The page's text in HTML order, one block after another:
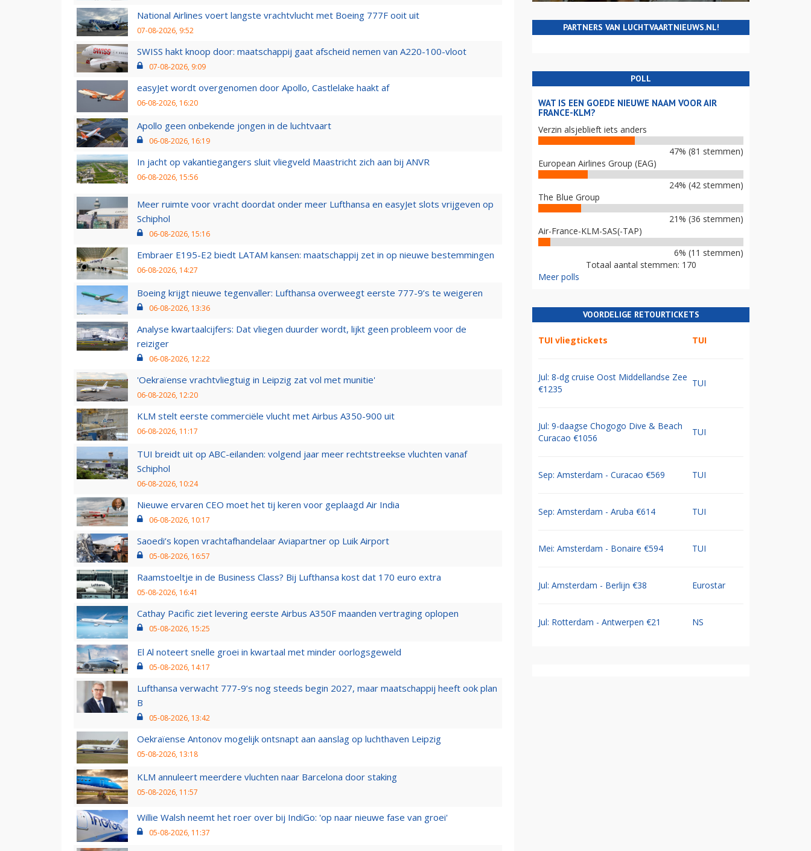
National Airlines voert langste vrachtvlucht met Boeing 777F ooit uit
07-08-2026, 9:52
SWISS hakt knoop door: maatschappij gaat afscheid nemen van A220-100-vloot
07-08-2026, 9:09
easyJet wordt overgenomen door Apollo, Castlelake haakt af
06-08-2026, 16:20
Apollo geen onbekende jongen in de luchtvaart
06-08-2026, 16:19
In jacht op vakantiegangers sluit vliegveld Maastricht zich aan bij ANVR
06-08-2026, 15:56
Meer ruimte voor vracht doordat onder meer Lufthansa en easyJet slots vrijgeven op
Schiphol
06-08-2026, 15:16
Embraer E195-E2 biedt LATAM kansen: maatschappij zet in op nieuwe bestemmingen
06-08-2026, 14:27
Boeing krijgt nieuwe tegenvaller: Lufthansa overweegt eerste 777-9’s te weigeren
06-08-2026, 13:36
Analyse kwartaalcijfers: Dat vliegen duurder wordt, lijkt geen probleem voor de
reiziger
06-08-2026, 12:22
'Oekraïense vrachtvliegtuig in Leipzig zat vol met munitie'
06-08-2026, 12:20
KLM stelt eerste commerciële vlucht met Airbus A350-900 uit
06-08-2026, 11:17
TUI breidt uit op ABC-eilanden: volgend jaar meer rechtstreekse vluchten vanaf
Schiphol
06-08-2026, 10:24
Nieuwe ervaren CEO moet het tij keren voor geplaagd Air India
06-08-2026, 10:17
Saoedi’s kopen vrachtafhandelaar Aviapartner op Luik Airport
05-08-2026, 16:57
Raamstoeltje in de Business Class? Bij Lufthansa kost dat 170 euro extra
05-08-2026, 16:41
Cathay Pacific ziet levering eerste Airbus A350F maanden vertraging oplopen
05-08-2026, 15:25
El Al noteert snelle groei in kwartaal met minder oorlogsgeweld
05-08-2026, 14:17
Lufthansa verwacht 777-9’s nog steeds begin 2027, maar maatschappij heeft ook plan
B
05-08-2026, 13:42
Oekraïense Antonov mogelijk ontsnapt aan aanslag op luchthaven Leipzig
05-08-2026, 13:18
KLM annuleert meerdere vluchten naar Barcelona door staking
05-08-2026, 11:57
Willie Walsh neemt het roer over bij IndiGo: 'op naar nieuwe fase van groei'
05-08-2026, 11:37
PARTNERS VAN LUCHTVAARTNIEUWS.NL!
POLL
WAT IS EEN GOEDE NIEUWE NAAM VOOR AIR
FRANCE-KLM?
Verzin alsjeblieft iets anders
47% (81 stemmen)
European Airlines Group (EAG)
24% (42 stemmen)
The Blue Group
21% (36 stemmen)
Air-France-KLM-SAS(-TAP)
6% (11 stemmen)
Totaal aantal stemmen: 170
Meer polls
VOORDELIGE RETOURTICKETS
TUI vliegtickets TUI
Jul: 8-dg cruise Oost Middellandse Zee
€1235
TUI
Jul: 9-daagse Chogogo Dive & Beach
Curacao €1056
TUI
Sep: Amsterdam - Curacao €569 TUI
Sep: Amsterdam - Aruba €614 TUI
Mei: Amsterdam - Bonaire €594 TUI
Jul: Amsterdam - Berlijn €38 Eurostar
Jul: Rotterdam - Antwerpen €21 NS